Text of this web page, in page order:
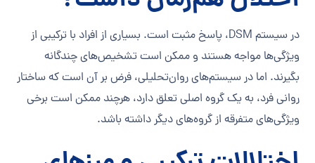
در سیستم DSM، پاسخ مثبت است. بسیاری از افراد با ترکیبی از
ویژگی‌ها مواجه هستند و ممکن است تشخیص‌های چندگانه
بگیرند. اما در سیستم‌های روان‌تحلیلی، فرض بر آن است که ساختار
روانی فرد، به یک گروه اصلی تعلق دارد، هرچند ممکن است برخی
ویژگی‌های متفرقه از گروه‌های دیگر داشته باشد.